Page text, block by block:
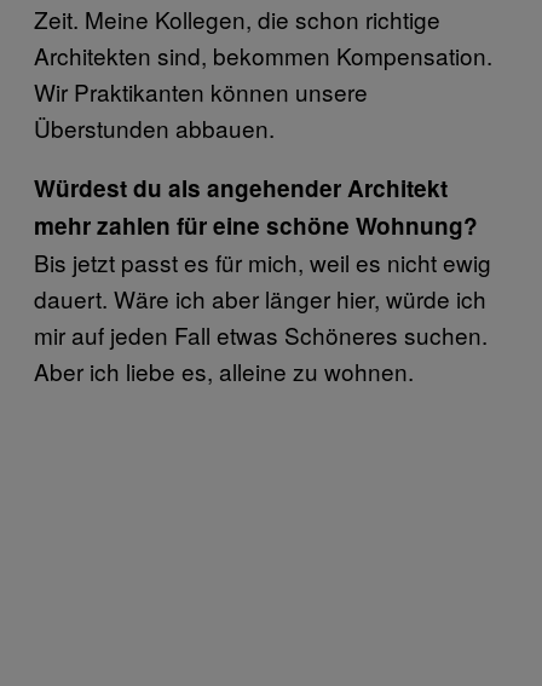
Zeit. Meine Kollegen, die schon richtige
Architekten sind, bekommen Kompensation.
Wir Praktikanten können unsere
Überstunden abbauen.
Würdest du als angehender Architekt
mehr zahlen für eine schöne Wohnung?
Bis jetzt passt es für mich, weil es nicht ewig
dauert. Wäre ich aber länger hier, würde ich
mir auf jeden Fall etwas Schöneres suchen.
Aber ich liebe es, alleine zu wohnen.